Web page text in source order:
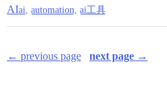
AIai automation ai工具
← previous page next page →